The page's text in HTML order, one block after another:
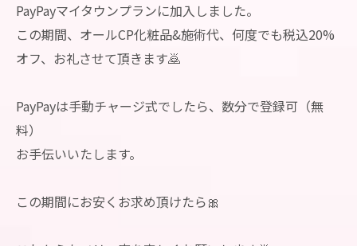
PayPayマイタウンプランに加入しました。
この期間、オールCP化粧品&施術代、何度でも税込20%
オフ、お礼させて頂きます🙇
PayPayは手動チャージ式でしたら、数分で登録可（無
料）
お手伝いいたします。
この期間にお安くお求め頂けたら🎀